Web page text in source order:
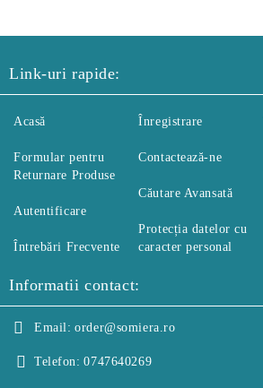
Link-uri rapide:
Acasă
Formular pentru
Returnare Produse
Autentificare
Întrebări Frecvente
Înregistrare
Contactează-ne
Căutare Avansată
Protecția datelor cu
caracter personal
Informatii contact:
Email: order@somiera.ro
Telefon: 0747640269